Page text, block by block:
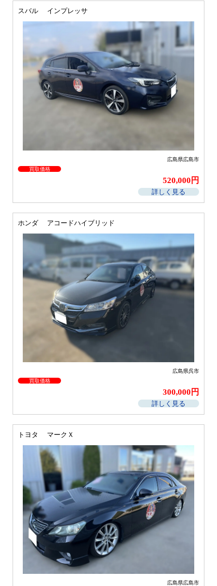
スバル インプレッサ
広島県広島市
買取価格
520,000円
詳しく見る
ホンダ アコードハイブリッド
広島県呉市
買取価格
300,000円
詳しく見る
トヨタ マークＸ
広島県広島市